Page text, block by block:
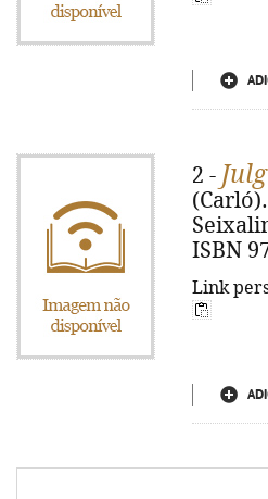
2 -
ISBN
Link